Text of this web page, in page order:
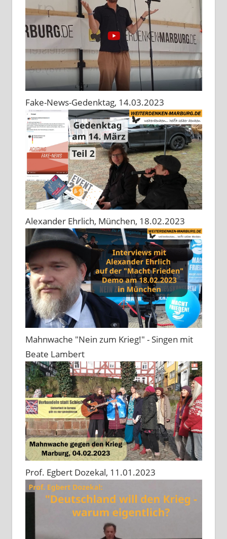
Fake-News-Gedenktag, 14.03.2023
Alexander Ehrlich, München, 18.02.2023
Mahnwache "Nein zum Krieg!" - Singen mit
Beate Lambert
Prof. Egbert Dozekal, 11.01.2023